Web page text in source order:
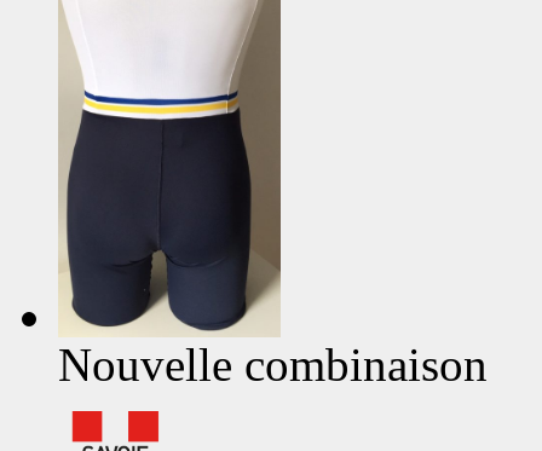
Nouvelle combinaison